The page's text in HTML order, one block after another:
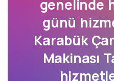
genelinde
günü
Karabük
Makinası